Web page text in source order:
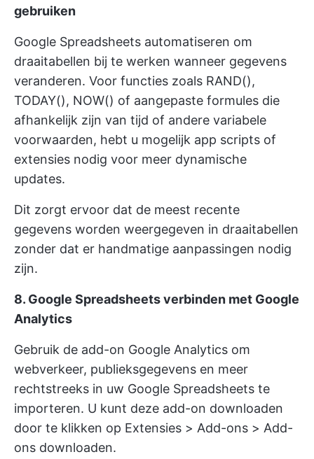
gebruiken
Google Spreadsheets automatiseren om
draaitabellen bij te werken wanneer gegevens
veranderen. Voor functies zoals RAND(),
TODAY(), NOW() of aangepaste formules die
afhankelijk zijn van tijd of andere variabele
voorwaarden, hebt u mogelijk app scripts of
extensies nodig voor meer dynamische
updates.
Dit zorgt ervoor dat de meest recente
gegevens worden weergegeven in draaitabellen
zonder dat er handmatige aanpassingen nodig
zijn.
8. Google Spreadsheets verbinden met Google
Analytics
Gebruik de add-on Google Analytics om
webverkeer, publieksgegevens en meer
rechtstreeks in uw Google Spreadsheets te
importeren. U kunt deze add-on downloaden
door te klikken op Extensies > Add-ons > Add-
ons downloaden.